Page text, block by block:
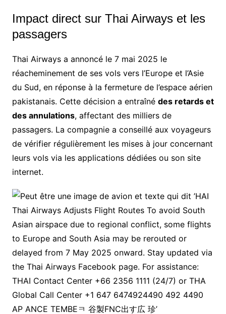
Impact direct sur Thai Airways et les
passagers
Thai Airways a annoncé le 7 mai 2025 le
réacheminement de ses vols vers l’Europe et l’Asie
du Sud, en réponse à la fermeture de l’espace aérien
pakistanais. Cette décision a entraîné des retards et
des annulations, affectant des milliers de
passagers. La compagnie a conseillé aux voyageurs
de vérifier régulièrement les mises à jour concernant
leurs volsvia les applications dédiées ou son site
internet.